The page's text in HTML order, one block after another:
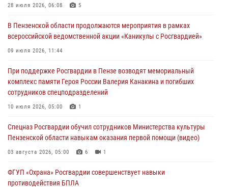
дезориентированному пенсионеру
В Пензе при силовой поддержке Росгвардии пресечена
деятельность ОПГ, маскировавшейся под реабилитационный центр
04 августа 2026, 07:05 4
В Управлении Росгвардии по Пензенской области подвели итоги
работы за первое полугодие 2026 года
28 июля 2026, 06:08 5
В Пензенской области продолжаются мероприятия в рамках
всероссийской ведомственной акции «Каникулы с Росгвардией»
09 июля 2026, 11:44
При поддержке Росгвардии в Пензе возводят мемориальный
комплекс памяти Героя России Валерия Канакина и погибших
сотрудников спецподразделений
10 июля 2026, 05:00 1
Спецназ Росгвардии обучил сотрудников Министерства культуры
Пензенской области навыкам оказания первой помощи (видео)
03 августа 2026, 05:00 6 1
ФГУП «Охрана» Росгвардии совершенствует навыки
противодействия БПЛА